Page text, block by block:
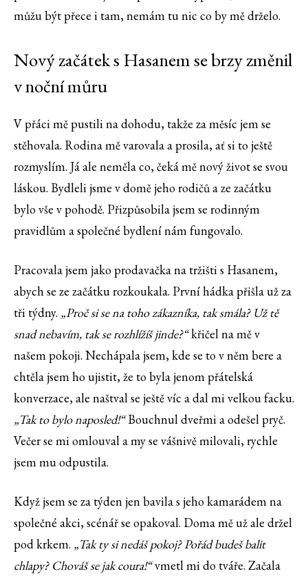
můžu být přece i tam, nemám tu nic co by mě drželo.
Nový začátek s Hasanem se brzy změnil
v noční můru
V přáci mě pustili na dohodu, takže za měsíc jem se
stěhovala. Rodina mě varovala a prosila, ať si to ještě
rozmyslím. Já ale neměla co, čeká mě nový život se svou
láskou. Bydleli jsme v domě jeho rodičů a ze začátku
bylo vše v pohodě. Přizpůsobila jsem se rodinným
pravidlům a společné bydlení nám fungovalo.
Pracovala jsem jako prodavačka na tržišti s Hasanem,
abych se ze začátku rozkoukala. První hádka přišla už za
tři týdny. „Proč si se na toho zákazníka, tak smála? Už tě
snad nebavím, tak se rozhlížíš jinde?“křičel na mě v
našem pokoji. Nechápala jsem, kde se to v něm bere a
chtěla jsem ho ujistit, že to byla jenom přátelská
konverzace, ale naštval se ještě víc a dal mi velkou facku.
„Tak to bylo naposled!“Bouchnul dveřmi a odešel pryč.
Večer se mi omlouval a my se vášnivě milovali, rychle
jsem mu odpustila.
Když jsem se za týden jen bavila s jeho kamarádem na
společné akci, scénář se opakoval. Doma mě už ale držel
pod krkem. „Tak ty si nedáš pokoj? Pořád budeš balit
chlapy? Chováš se jak coura!“vmetl mi do tváře. Začala